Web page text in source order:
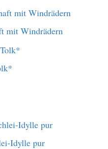
mit Windrädern
Idylle pur